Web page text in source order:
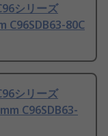
シリーズ
C96SDB63-80C
シリーズ
C96SDB63-